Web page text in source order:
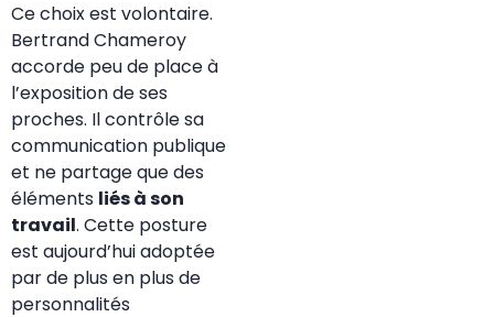
Ce choix est volontaire.
Bertrand Chameroy
accorde peu de place à
l’exposition de ses
proches. Il contrôle sa
communication publique
et ne partage que des
éléments liés à son
travail. Cette posture
est aujourd’hui adoptée
par de plus en plus de
personnalités